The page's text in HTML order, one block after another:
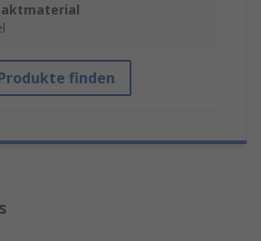
finden